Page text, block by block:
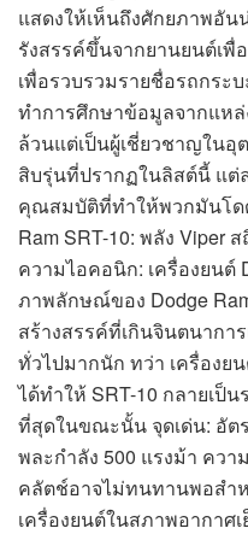
แสดงให้เห็นถึงศักยภาพอั
รังสรรค์ขึ้นจากยานยนต์เพื่
เพื่อรวบรวมรายชื่อรถกระ
ทำการศึกษาข้อมูลจากแห
ล้วนแต่เป็นผู้เชี่ยวชาญใน
สิบรุ่นที่ปรากฏในลิสต์นี้ แต่
คุณสมบัติที่ทำให้พวกมันโด
Ram SRT-10: พลัง Viper
ความไอคอนิก: เครื่องยนต์
ภาพลักษณ์ของ Dodge
สร้างสรรค์ที่เกินจินตนากา
ทั่วไปมากนัก ทว่า เครื่องย
ได้ทำให้ SRT-10 กลายเป็
ที่สุดในขณะนั้น จุดเด่น: อัต
พละกำลัง 500 แรงม้า ควา
คลัตช์อาจไม่ทนทานพอสำ
เครื่องยนต์ในสภาพอากาศ